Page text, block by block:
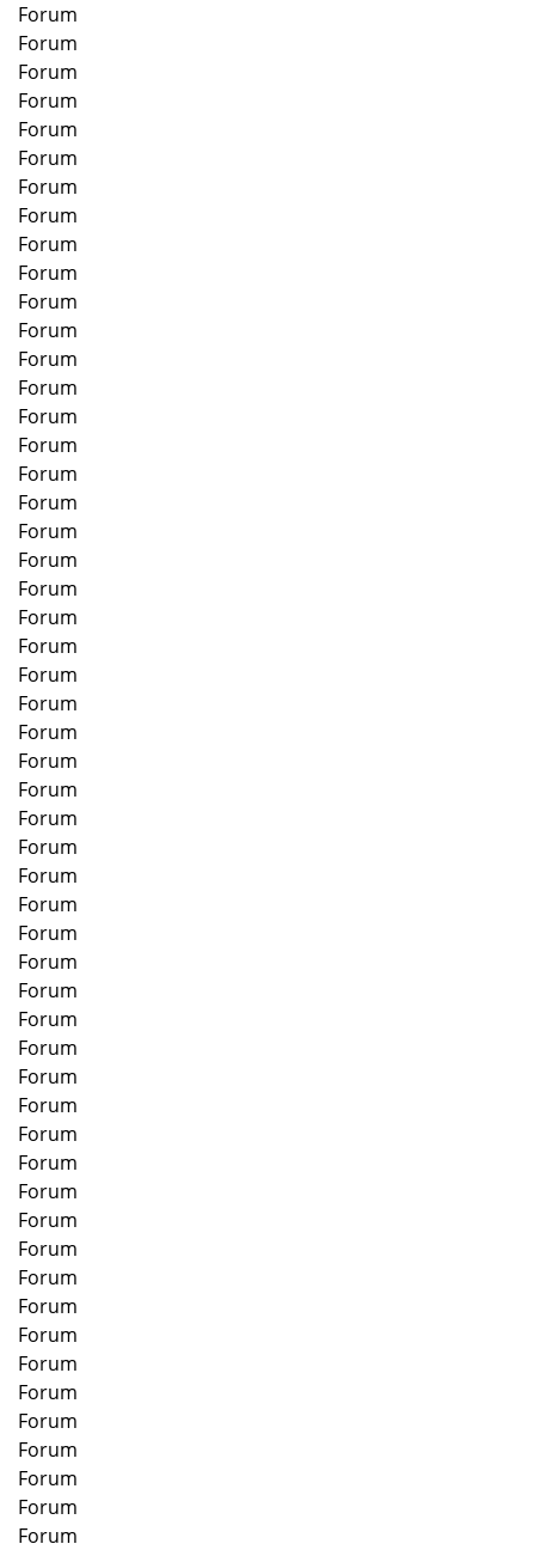
Forum
Forum
Forum
Forum
Forum
Forum
Forum
Forum
Forum
Forum
Forum
Forum
Forum
Forum
Forum
Forum
Forum
Forum
Forum
Forum
Forum
Forum
Forum
Forum
Forum
Forum
Forum
Forum
Forum
Forum
Forum
Forum
Forum
Forum
Forum
Forum
Forum
Forum
Forum
Forum
Forum
Forum
Forum
Forum
Forum
Forum
Forum
Forum
Forum
Forum
Forum
Forum
Forum
Forum